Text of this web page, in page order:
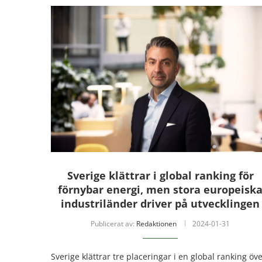
Sverige klättrar i global ranking för
förnybar energi, men stora
industriländer driver på utvecklingen
Publicerat av: Redaktionen 2024-01-31
Sverige klättrar tre placeringar i en global ranking